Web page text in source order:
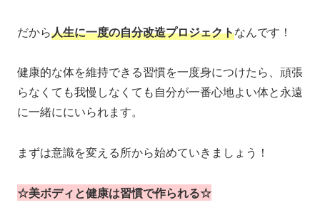
だから人生に一度の自分改造プロジェクトなんです！
健康的な体を維持できる習慣を一度身につけたら、頑張
らなくても我慢しなくても自分が一番心地よい体と永遠
に一緒ににいられます。
まずは意識を変える所から始めていきましょう！
☆美ボディと健康は習慣で作られる☆